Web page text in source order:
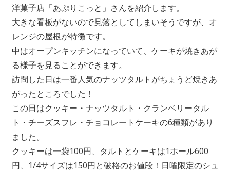
洋菓子店「あぷりこっと」さんを紹介します。
大きな看板がないので見落としてしまいそうですが、オ
レンジの屋根が特徴です。
中はオープンキッチンになっていて、ケーキが焼きあが
る様子を見ることができます。
訪問した日は一番人気のナッツタルトがちょうど焼きあ
がったところでした！
この日はクッキー・ナッツタルト・クランベリータル
ト・チーズスフレ・チョコレートケーキの6種類があり
ました。
クッキーは一袋100円、タルトとケーキは1ホール600
円、1/4サイズは150円と破格のお値段！日曜限定のシュ